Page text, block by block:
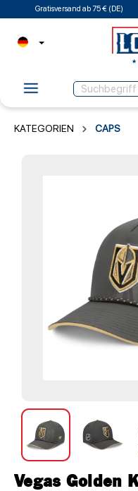
Gratisversand ab 75 € (DE)
KATEGORIEN CAPS
Vegas Golden